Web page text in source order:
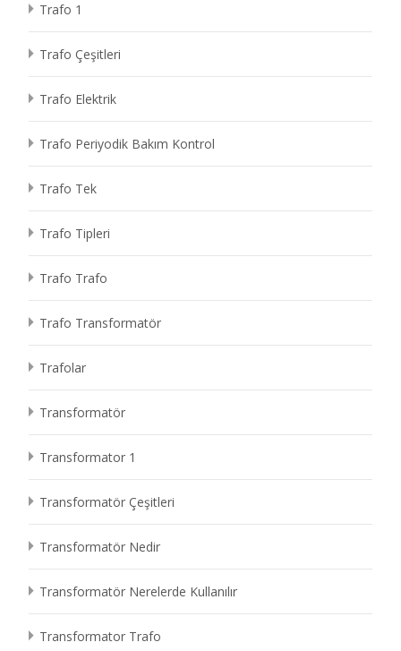
Trafo 1
Trafo Çeşitleri
Trafo Elektrik
Trafo Periyodik Bakım Kontrol
Trafo Tek
Trafo Tipleri
Trafo Trafo
Trafo Transformatör
Trafolar
Transformatör
Transformator 1
Transformatör Çeşitleri
Transformatör Nedir
Transformatör Nerelerde Kullanılır
Transformator Trafo